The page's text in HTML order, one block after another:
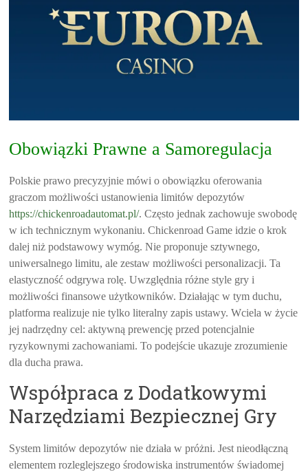
Obowiązki Prawne a Samoregulacja
Polskie prawo precyzyjnie mówi o obowiązku oferowania
graczom możliwości ustanowienia limitów depozytów
https://chickenroadautomat.pl/. Często jednak zachowuje swobodę
w ich technicznym wykonaniu. Chickenroad Game idzie o krok
dalej niż podstawowy wymóg. Nie proponuje sztywnego,
uniwersalnego limitu, ale zestaw możliwości personalizacji. Ta
elastyczność odgrywa rolę. Uwzględnia różne style gry i
możliwości finansowe użytkowników. Działając w tym duchu,
platforma realizuje nie tylko literalny zapis ustawy. Wciela w życie
jej nadrzędny cel: aktywną prewencję przed potencjalnie
ryzykownymi zachowaniami. To podejście ukazuje zrozumienie
dla ducha prawa.
Współpraca z Dodatkowymi
Narzędziami Bezpiecznej Gry
System limitów depozytów nie działa w próżni. Jest nieodłączną
elementem rozleglejszego środowiska instrumentów świadomej